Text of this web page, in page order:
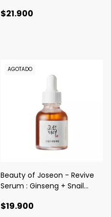
$21.900
AGOTADO
Beauty of Joseon - Revive
Serum : Ginseng + Snail
$19.900